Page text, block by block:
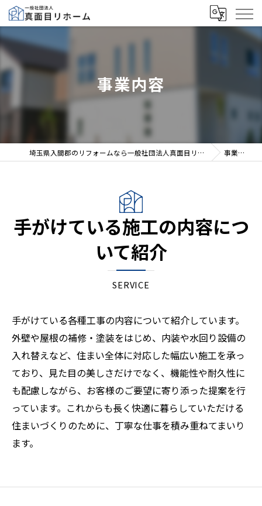
事業内容
埼玉県入間郡のリフォームなら一般社団法人真面目リホーム 事業内容
手がけている施工の内容につ
いて紹介
SERVICE
手がけている各種工事の内容について紹介しています。
外壁や屋根の補修・塗装をはじめ、内装や水回り設備の
入れ替えなど、住まい全体に対応した幅広い施工を承っ
ており、見た目の美しさだけでなく、機能性や耐久性に
も配慮しながら、お客様のご要望に寄り添った提案を行
っています。これからも長く快適に暮らしていただける
住まいづくりのために、丁寧な仕事を積み重ねてまいり
ます。